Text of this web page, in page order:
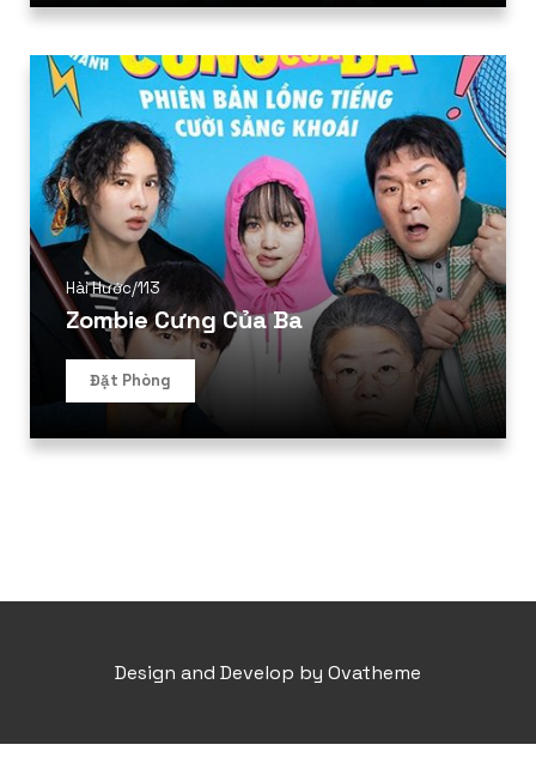
Hài Hước/113
Zombie Cưng Của Ba
Đặt Phòng
Design and Develop by Ovatheme